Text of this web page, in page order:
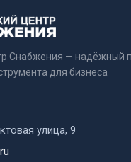
Снабжения — надёжный
для бизнеса
улица, 9